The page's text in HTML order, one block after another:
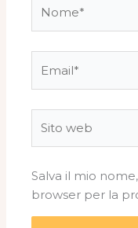
web
Salva il mio
browser per la